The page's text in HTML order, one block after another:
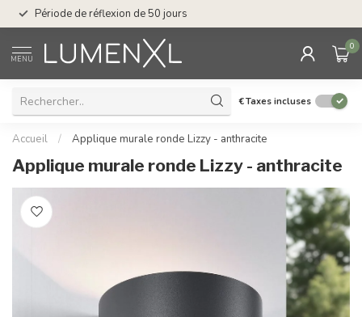
Période de réflexion de 50 jours
MENU
0
€Taxes incluses
Accueil / Applique murale ronde Lizzy - anthracite
Applique murale ronde Lizzy - anthracite